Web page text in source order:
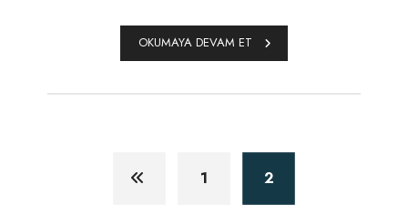
OKUMAYA DEVAM ET
1 2